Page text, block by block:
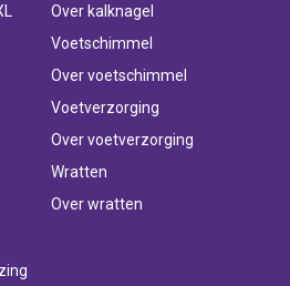
Over kalknagel
Voetschimmel
Over voetschimmel
Voetverzorging
Over voetverzorging
Wratten
Over wratten